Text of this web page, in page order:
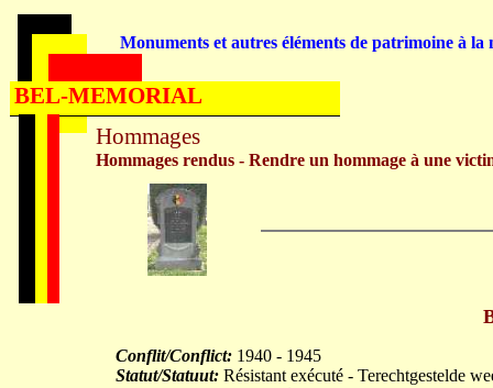
Conflit/Conflict: 1940 - 1945
Statut/Statuut: Résistant exécuté - Terechtgestelde
Hommages
Hommages rendus - Rendre un hommage à une
Monuments et autres éléments de patrimoine à la
BEL-MEMORIAL